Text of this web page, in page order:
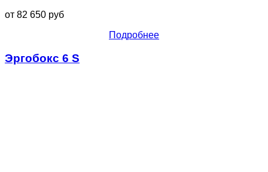
от 82 650 руб
Подробнее
Эргобокс 6 S